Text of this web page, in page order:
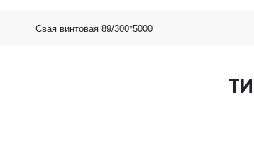
Свая винтовая 89/300*5000